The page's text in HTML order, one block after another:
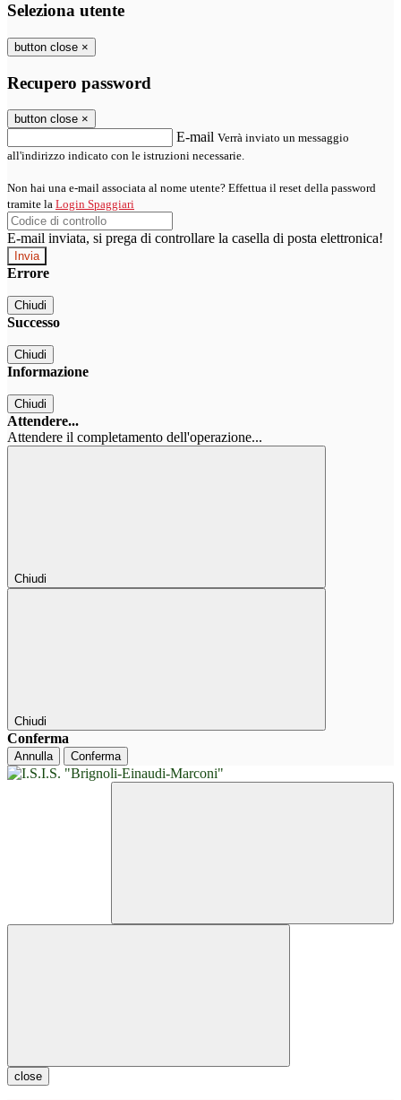
Seleziona utente
button close ×
Recupero password
button close ×
E-mail Verrà inviato un messaggio
all'indirizzo indicato con le istruzioni necessarie.
Non hai una e-mail associata al nome utente? Effettua il reset della password
tramite la Login Spaggiari
E-mail inviata, si prega di controllare la casella di posta elettronica!
Errore
Chiudi
Successo
Chiudi
Informazione
Chiudi
Attendere...
Attendere il completamento dell'operazione...
Chiudi
Chiudi
Conferma
Annulla Conferma
close